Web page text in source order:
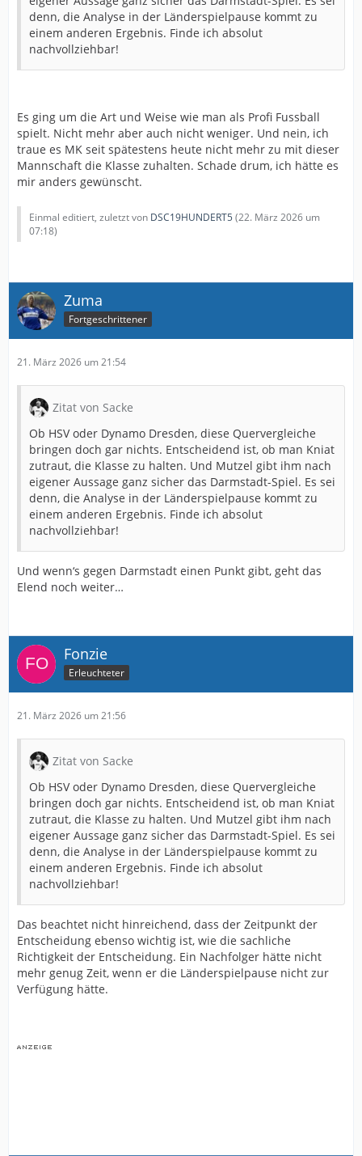
denn, die Analyse in der Länderspielpause kommt zu
einem anderen Ergebnis. Finde ich absolut
nachvollziehbar!
Es ging um die Art und Weise wie man als Profi Fussball
spielt. Nicht mehr aber auch nicht weniger. Und nein, ich
traue es MK seit spätestens heute nicht mehr zu mit dieser
Mannschaft die Klasse zuhalten. Schade drum, ich hätte es
mir anders gewünscht.
Einmal editiert, zuletzt von DSC19HUNDERT5 (22. März 2026 um
07:18)
Zuma
Fortgeschrittener
21. März 2026 um 21:54
Zitat von Sacke
Ob HSV oder Dynamo Dresden, diese Quervergleiche
bringen doch gar nichts. Entscheidend ist, ob man Kniat
zutraut, die Klasse zu halten. Und Mutzel gibt ihm nach
eigener Aussage ganz sicher das Darmstadt-Spiel. Es sei
denn, die Analyse in der Länderspielpause kommt zu
einem anderen Ergebnis. Finde ich absolut
nachvollziehbar!
Und wenn‘s gegen Darmstadt einen Punkt gibt, geht das
Elend noch weiter…
Fonzie
Erleuchteter
21. März 2026 um 21:56
Zitat von Sacke
Ob HSV oder Dynamo Dresden, diese Quervergleiche
bringen doch gar nichts. Entscheidend ist, ob man Kniat
zutraut, die Klasse zu halten. Und Mutzel gibt ihm nach
eigener Aussage ganz sicher das Darmstadt-Spiel. Es sei
denn, die Analyse in der Länderspielpause kommt zu
einem anderen Ergebnis. Finde ich absolut
nachvollziehbar!
Das beachtet nicht hinreichend, dass der Zeitpunkt der
Entscheidung ebenso wichtig ist, wie die sachliche
Richtigkeit der Entscheidung. Ein Nachfolger hätte nicht
mehr genug Zeit, wenn er die Länderspielpause nicht zur
Verfügung hätte.